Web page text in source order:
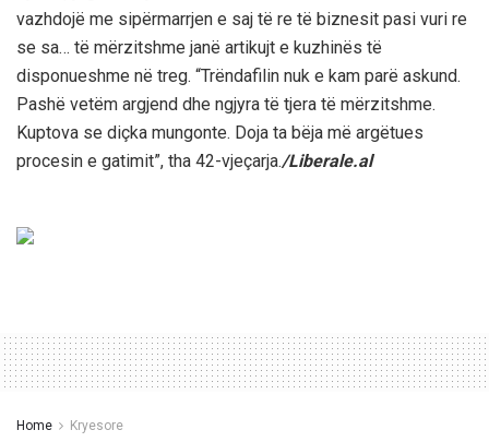
vazhdojë me sipërmarrjen e saj të re të biznesit pasi vuri re
se sa… të mërzitshme janë artikujt e kuzhinës të
disponueshme në treg. “Trëndafilin nuk e kam parë askund.
Pashë vetëm argjend dhe ngjyra të tjera të mërzitshme.
Kuptova se diçka mungonte. Doja ta bëja më argëtues
procesin e gatimit”, tha 42-vjeçarja./Liberale.al
Home Kryesore